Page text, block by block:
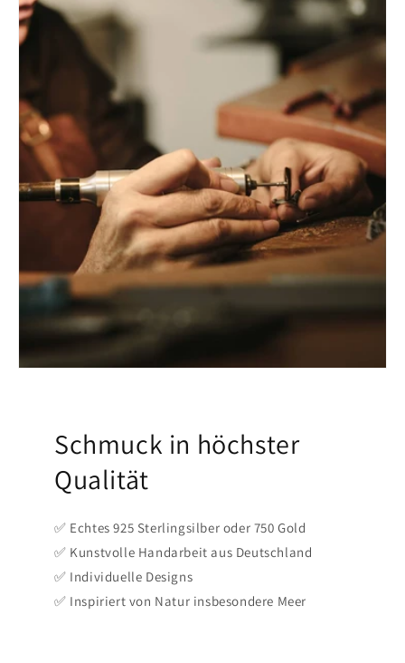
Schmuck in höchster
Qualität
✅ Echtes 925 Sterlingsilber oder 750 Gold
✅ Kunstvolle Handarbeit aus Deutschland
✅ Individuelle Designs
✅ Inspiriert von Natur insbesondere Meer